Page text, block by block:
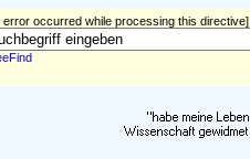
error occurred while processing this directive]